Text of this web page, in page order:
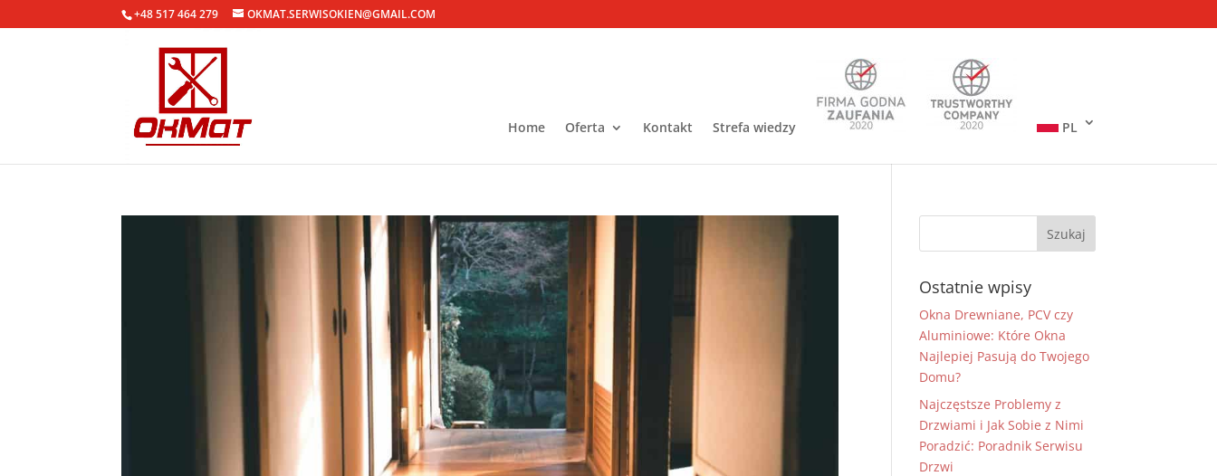
+48 517 464 279 OKMAT.SERWISOKIEN@GMAIL.COM
Home Oferta Kontakt Strefa wiedzy PL
Ostatnie wpisy
Okna Drewniane, PCV czy
Aluminiowe: Które Okna
Najlepiej Pasują do Twojego
Domu?
Najczęstsze Problemy z
Drzwiami i Jak Sobie z Nimi
Poradzić: Poradnik Serwisu
Drzwi